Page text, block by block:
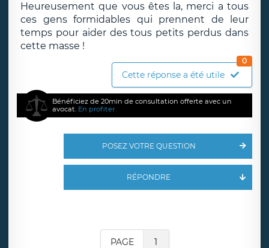
Heureusement que vous êtes la, merci a tous
ces gens formidables qui prennent de leur
temps pour aider des tous petits perdus dans
cette masse !
Cette réponse a été utile
0
Bénéficiez de 20min de consultation offerte avec un
avocat. En profiter
POSEZ VOTRE QUESTION
RÉPONDRE
PAGE 1